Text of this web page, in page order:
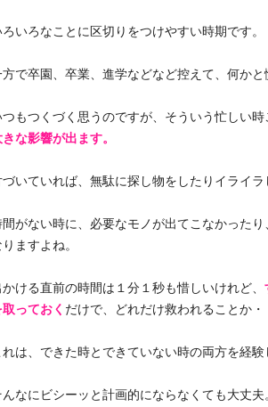
ろいろなことに区切りをつけやすい時期です。
方で卒園、卒業、進学などなど控えて、何かと
つもつくづく思うのですが、そういう忙しい時
きな影響が出ます。
づいていれば、無駄に探し物をしたりイライラ
間がない時に、必要なモノが出てこなかった
りますよね。
かける直前の時間は１分１秒も惜しいけれど、
取っておく だけで、どれだけ救われることか・
れは、できた時とできていない時の両方を経験
んなにビシーッと計画的にならなくても大丈夫